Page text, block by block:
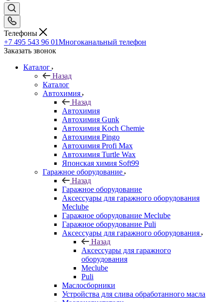
Телефоны
+7 495 543 96 01Многоканальный телефон
Заказать звонок
Каталог
Назад
Каталог
Автохимия
Назад
Автохимия
Автохимия Gunk
Автохимия Koch Chemie
Автохимия Pingo
Автохимия Profi Max
Автохимия Turtle Wax
Японская химия Soft99
Гаражное оборудование
Назад
Гаражное оборудование
Аксессуары для гаражного оборудования
Meclube
Гаражное оборудование Meclube
Гаражное оборудование Puli
Аксессуары для гаражного оборудования
Назад
Аксессуары для гаражного
оборудования
Meclube
Puli
Маслосборники
Устройства для слива обработанного масла